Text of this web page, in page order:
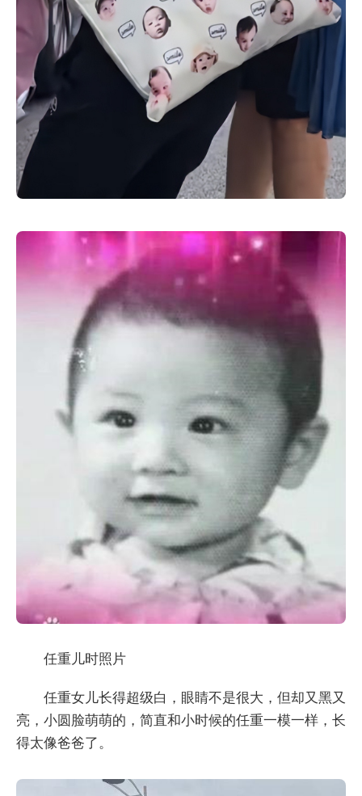
任重儿时照片
任重女儿长得超级白，眼睛不是很大，但却又黑又
亮，小圆脸萌萌的，简直和小时候的任重一模一样，长
得太像爸爸了。